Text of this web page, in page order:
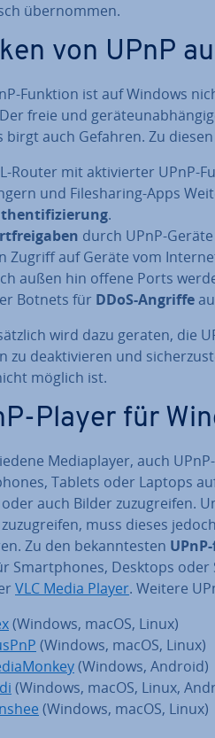
über­nom­men.
von UPnP
Funktion ist auf Windows
freie und
birgt auch Gefahren. Zu
Router mit ak­ti­vier­ter UPnP-
und File­sha­ring-Apps
.
durch UPnP-
Zugriff auf Geräte vom
außen hin offene Ports
Botnets für DDoS-Angriffe
wird dazu geraten, die
zu de­ak­ti­vie­ren und
möglich ist.
Player für
Me­dia­play­er, auch
Tablets oder Laptops
auch Bilder zu­zu­grei­fen.
muss dieses
Zu den be­kann­tes­ten
Smart­phones, Desktops oder
VLC Media Player. Weitere
(Windows, macOS, Linux)
(Windows, macOS, Linux)
(Windows, Android)
(Windows, macOS, Linux,
(Windows, macOS, Linux)